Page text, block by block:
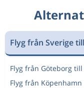
Flyg från Sverige
Flyg från Göteborg till
Flyg från